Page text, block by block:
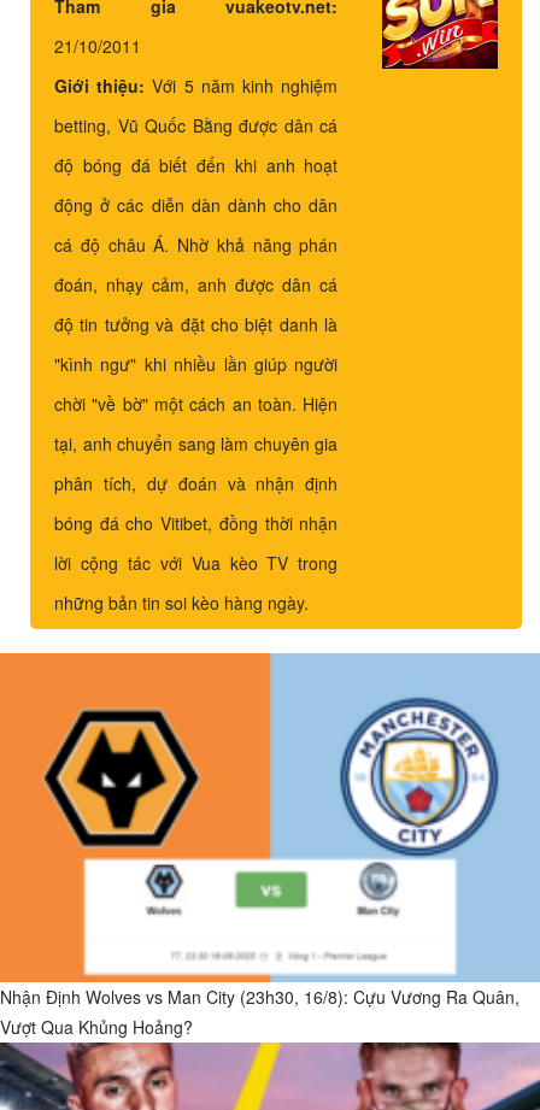
Tham gia vuakeotv.net:
21/10/2011
Giới thiệu: Với 5 năm kinh nghiệm
betting, Vũ Quốc Bằng được dân cá
độ bóng đá biết đến khi anh hoạt
động ở các diễn dàn dành cho dân
cá độ châu Á. Nhờ khả năng phán
đoán, nhạy cảm, anh được dân cá
độ tin tưởng và đặt cho biệt danh là
"kình ngư" khi nhiều lần giúp người
chời "về bờ" một cách an toàn. Hiện
tại, anh chuyển sang làm chuyên gia
phân tích, dự đoán và nhận định
bóng đá cho Vitibet, đồng thời nhận
lời cộng tác với Vua kèo TV trong
những bản tin soi kèo hàng ngày.
Nhận Định Wolves vs Man City (23h30, 16/8): Cựu Vương Ra Quân,
Vượt Qua Khủng Hoảng?